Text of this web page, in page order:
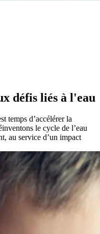
défis liés à l'eau
temps d’accélérer la
le cycle de l’eau
au service d’un impact